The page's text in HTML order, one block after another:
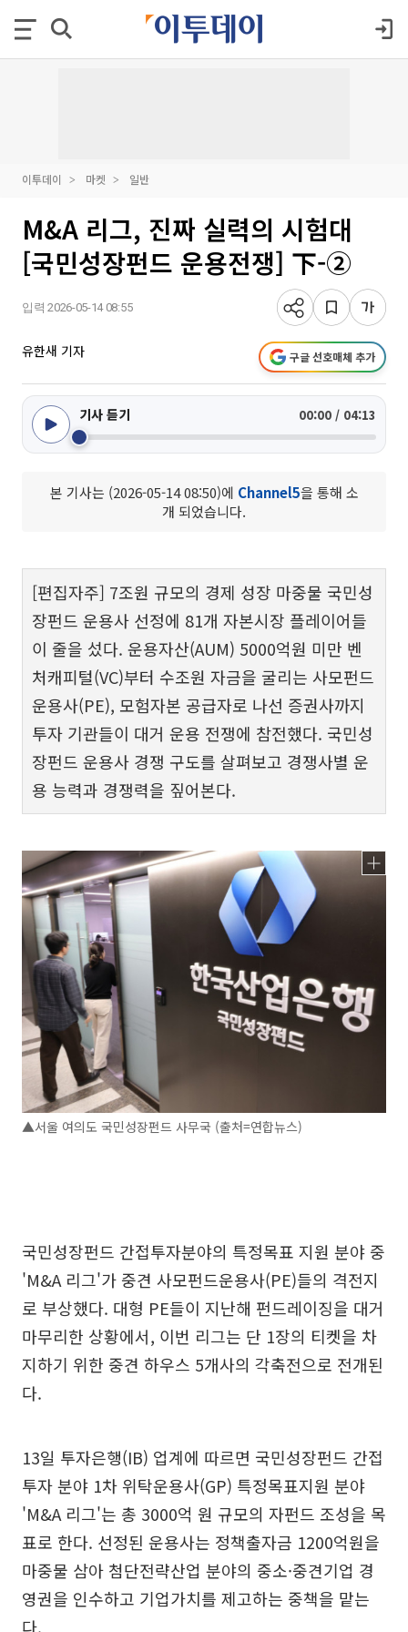
이투데이 마켓 일반
M&A 리그, 진짜 실력의 시험대
[국민성장펀드 운용전쟁] 下-②
입력 2026-05-14 08:55
유한새 기자 구글 선호매체 추가
기사 듣기 00:00 / 04:13
본 기사는 (2026-05-14 08:50)에 Channel5을 통해 소
개 되었습니다.
[편집자주] 7조원 규모의 경제 성장 마중물 국민성
장펀드 운용사 선정에 81개 자본시장 플레이어들
이 줄을 섰다. 운용자산(AUM) 5000억원 미만 벤
처캐피털(VC)부터 수조원 자금을 굴리는 사모펀드
운용사(PE), 모험자본 공급자로 나선 증권사까지
투자 기관들이 대거 운용 전쟁에 참전했다. 국민성
장펀드 운용사 경쟁 구도를 살펴보고 경쟁사별 운
용 능력과 경쟁력을 짚어본다.
▲서울 여의도 국민성장펀드 사무국 (출처=연합뉴스)
국민성장펀드 간접투자분야의 특정목표 지원 분야 중
'M&A 리그'가 중견 사모펀드운용사(PE)들의 격전지
로 부상했다. 대형 PE들이 지난해 펀드레이징을 대거
마무리한 상황에서, 이번 리그는 단 1장의 티켓을 차
지하기 위한 중견 하우스 5개사의 각축전으로 전개된
다.
13일 투자은행(IB) 업계에 따르면 국민성장펀드 간접
투자 분야 1차 위탁운용사(GP) 특정목표지원 분야
'M&A 리그'는 총 3000억 원 규모의 자펀드 조성을 목
표로 한다. 선정된 운용사는 정책출자금 1200억원을
마중물 삼아 첨단전략산업 분야의 중소·중견기업 경
영권을 인수하고 기업가치를 제고하는 중책을 맡는
다.